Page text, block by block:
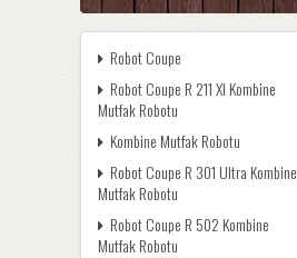
Robot Coupe
Robot Coupe R 211 Xl Kombine
Mutfak Robotu
Kombine Mutfak Robotu
Robot Coupe R 301 Ultra Kombine
Mutfak Robotu
Robot Coupe R 502 Kombine
Mutfak Robotu